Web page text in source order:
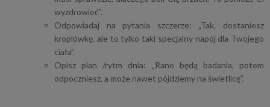
wyzdrowieć”.
Odpowiadaj na pytania szczerze: „Tak, dostaniesz
kroplówkę, ale to tylko taki specjalny napój dla Twojego
ciała”.
Opisz plan /rytm dnia: „Rano będą badania, potem
odpoczniesz, a może nawet pójdziemy na świetlicę”.